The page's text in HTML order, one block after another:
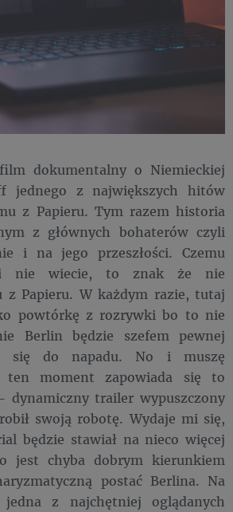
dokumentalny o Niemieckiej
jednego z największych hitów
z Papieru. Tym razem historia
z głównych bohaterów czyli
i na jego przeszłości. Czemu
nie wiecie, to znak że nie
z Papieru. W każdym razie, tutaj
powtórkę z rozrywki bo to nie
Berlin będzie szefem pewnej
się do napadu. No i muszę
ten moment zapowiada się to
dynamiczny trailer wypuszczony
swoją robotę. Wydaje mi się,
będzie stawiał na nieco więcej
jest chyba dobrym kierunkiem
postać Berlina. Na
z najchętniej oglądanych